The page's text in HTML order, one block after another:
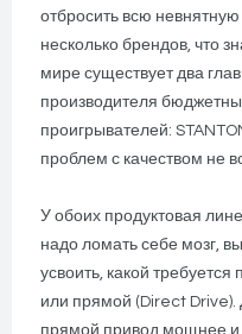
отбросить всю
несколько брендов, что
мире существует два
производителя
проигрывателей:
проблем с качеством не
У обоих продуктовая
надо ломать себе мозг,
усвоить, какой
или прямой (Direct Drive).
прямой привод мощнее и